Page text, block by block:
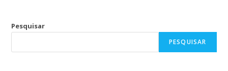
Pesquisar
PESQUISAR